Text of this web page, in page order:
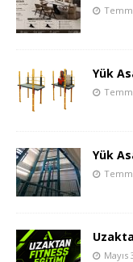
Yük
Yük
Mayıs